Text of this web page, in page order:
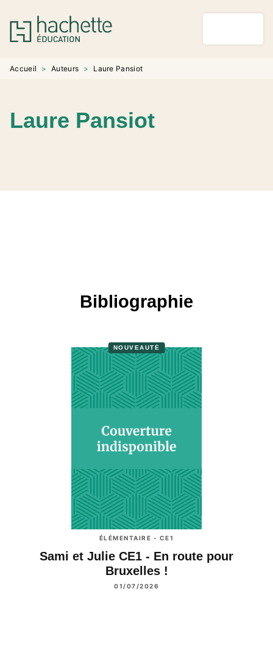
MENU RECHERCHE
PIED DE PAGE
Accueil > Auteurs > Laure Pansiot
Laure Pansiot
Bibliographie
NOUVEAUTÉ
ÉLÉMENTAIRE - CE1
Sami et Julie CE1 - En route pour
Bruxelles !
01/07/2026